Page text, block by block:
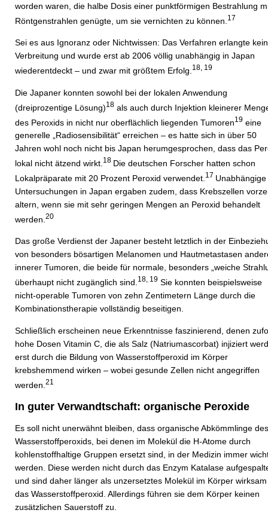
worden waren, die halbe Dosis einer punktförmigen Bestrahlung
Röntgenstrahlen genügte, um sie vernichten zu können. 17
Sei es aus Ignoranz oder Nichtwissen: Das Verfahren erlangte
Verbreitung und wurde erst ab 2006 völlig unabhängig in Japan
wiederentdeckt – und zwar mit größtem Erfolg. 18, 19
Die Japaner konnten sowohl bei der lokalen Anwendung
(dreiprozentige Lösung)18 als auch durch Injektion kleinerer
des Peroxids in nicht nur oberflächlich liegenden Tumoren19 eine
generelle „Radiosensibilität“ erreichen – es hatte sich in über 50
Jahren wohl noch nicht bis Japan herumgesprochen, dass das
lokal nicht ätzend wirkt. 18 Die deutschen Forscher hatten schon
Lokalpräparate mit 20 Prozent Peroxid verwendet. 17 Unabhängige
Untersuchungen in Japan ergaben zudem, dass Krebszellen
altern, wenn sie mit sehr geringen Mengen an Peroxid behandelt
werden. 20
Das große Verdienst der Japaner besteht letztlich in der
von besonders bösartigen Melanomen und Hautmetastasen
innerer Tumoren, die beide für normale, besonders „weiche
überhaupt nicht zugänglich sind. 18, 19 Sie konnten beispielsweise
nicht-operable Tumoren von zehn Zentimetern Länge durch die
Kombinationstherapie vollständig beseitigen.
Schließlich erscheinen neue Erkenntnisse faszinierend, denen
hohe Dosen Vitamin C, die als Salz (Natriumascorbat) injiziert
erst durch die Bildung von Wasserstoffperoxid im Körper
krebshemmend wirken – wobei gesunde Zellen nicht angegriffen
werden. 21
In guter Verwandtschaft: organische Peroxide
Es soll nicht unerwähnt bleiben, dass organische Abkömmlinge des
Wasserstoffperoxids, bei denen im Molekül die H-Atome durch
kohlenstoffhaltige Gruppen ersetzt sind, in der Medizin immer
werden. Diese werden nicht durch das Enzym Katalase
und sind daher länger als unzersetztes Molekül im Körper
das Wasserstoffperoxid. Allerdings führen sie dem Körper keinen
zusätzlichen Sauerstoff zu.